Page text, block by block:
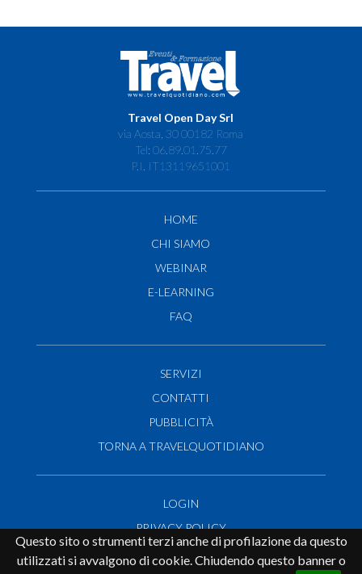
Questo sito o strumenti terzi anche di profilazione da questo
utilizzati si avvalgono di cookie. Chiudendo questo banner o
Travel Open Day Srl
via Aosta, 30 00182 Roma
Tel: 06.89.01.75.77
P.I. IT13119651001
HOME
CHI SIAMO
WEBINAR
E-LEARNING
FAQ
SERVIZI
CONTATTI
PUBBLICITÀ
TORNA A TRAVELQUOTIDIANO
LOGIN
PRIVACY POLICY
E-learning e Webinar:
info@travelopentraining.it